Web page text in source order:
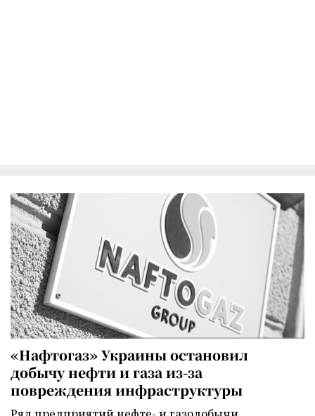
«Нафтогаз» Украины остановил
добычу нефти и газа из-за
повреждения инфраструктуры